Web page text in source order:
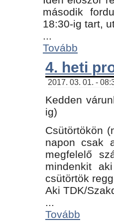
második
18:30-ig tart,
...
Tovább
4. heti
2017. 03. 01. -
Kedden
ig)
Csütörtökön
napon csak
megfelelő
mindenkit
csütörtök
Aki TDK/
...
Tovább